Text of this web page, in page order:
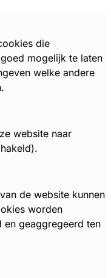
die
mogelijk te laten
welke andere
website naar
de website kunnen
worden
geaggregeerd ten